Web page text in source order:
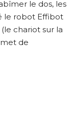
le dos, les
le robot Effibot
chariot sur la
de